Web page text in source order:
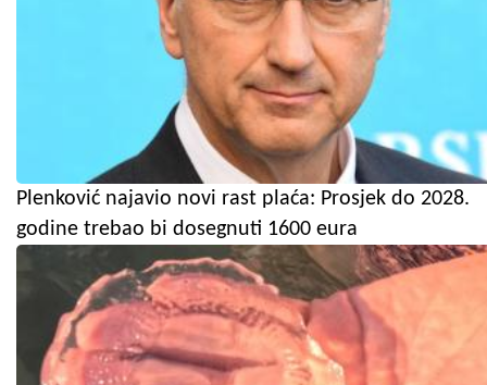
Plenković najavio novi rast plaća: Prosjek do 2028.
godine trebao bi dosegnuti 1600 eura